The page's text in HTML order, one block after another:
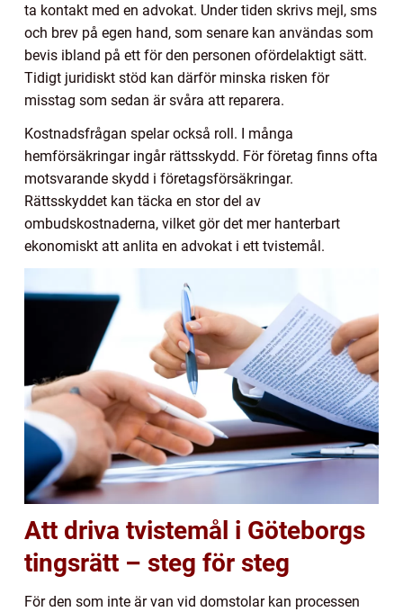
ta kontakt med en advokat. Under tiden skrivs mejl, sms
och brev på egen hand, som senare kan användas som
bevis ibland på ett för den personen ofördelaktigt sätt.
Tidigt juridiskt stöd kan därför minska risken för
misstag som sedan är svåra att reparera.
Kostnadsfrågan spelar också roll. I många
hemförsäkringar ingår rättsskydd. För företag finns ofta
motsvarande skydd i företagsförsäkringar.
Rättsskyddet kan täcka en stor del av
ombudskostnaderna, vilket gör det mer hanterbart
ekonomiskt att anlita en advokat i ett tvistemål.
Att driva tvistemål i Göteborgs
tingsrätt – steg för steg
För den som inte är van vid domstolar kan processen